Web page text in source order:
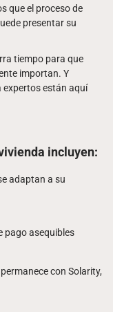
que el proceso de
presentar su
tiempo para que
importan. Y
expertos están aquí
incluyen:
adaptan a su
pago asequibles
con Solarity,